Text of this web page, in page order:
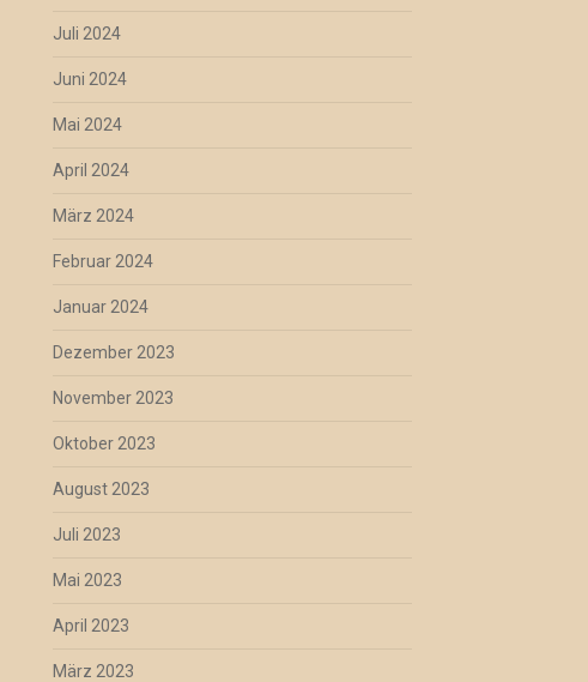
Juli 2024
Juni 2024
Mai 2024
April 2024
März 2024
Februar 2024
Januar 2024
Dezember 2023
November 2023
Oktober 2023
August 2023
Juli 2023
Mai 2023
April 2023
März 2023